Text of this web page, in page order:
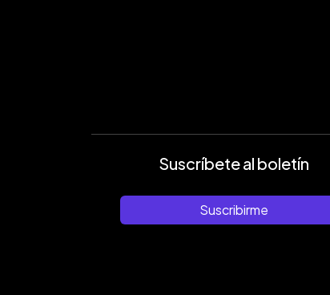
Suscríbete al boletín
Suscribirme